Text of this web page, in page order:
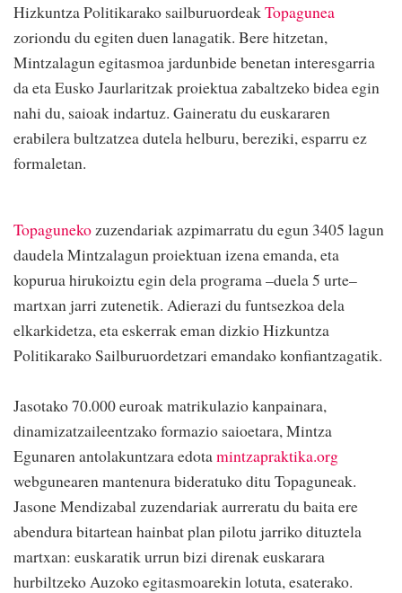
Hizkuntza Politikarako sailburuordeakTopagunea
zoriondu du egiten duen lanagatik. Bere hitzetan,
Mintzalagun egitasmoa jardunbide benetan interesgarria
da eta Eusko Jaurlaritzak proiektua zabaltzeko bidea egin
nahi du, saioak indartuz. Gaineratu du euskararen
erabilera bultzatzea dutela helburu, bereziki, esparru ez
formaletan.
Topaguneko zuzendariak azpimarratu du egun 3405 lagun
daudela Mintzalagun proiektuan izena emanda, eta
kopurua hirukoiztu egin dela programa –duela 5 urte–
martxan jarri zutenetik. Adierazi du funtsezkoa dela
elkarkidetza, eta eskerrak eman dizkio Hizkuntza
Politikarako Sailburuordetzari emandako konfiantzagatik.
Jasotako 70.000 euroak matrikulazio kanpainara,
dinamizatzaileentzako formazio saioetara, Mintza
Egunaren antolakuntzara edotamintzapraktika.org
webgunearen mantenura bideratuko ditu Topaguneak.
Jasone Mendizabal zuzendariak aurreratu du baita ere
abendura bitartean hainbat plan pilotu jarriko dituztela
martxan: euskaratik urrun bizi direnak euskarara
hurbiltzeko Auzoko egitasmoarekin lotuta, esaterako.